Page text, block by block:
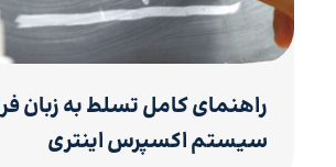
راهنمای کامل تسلط به زبان
سیستم اکسپرس اینتری